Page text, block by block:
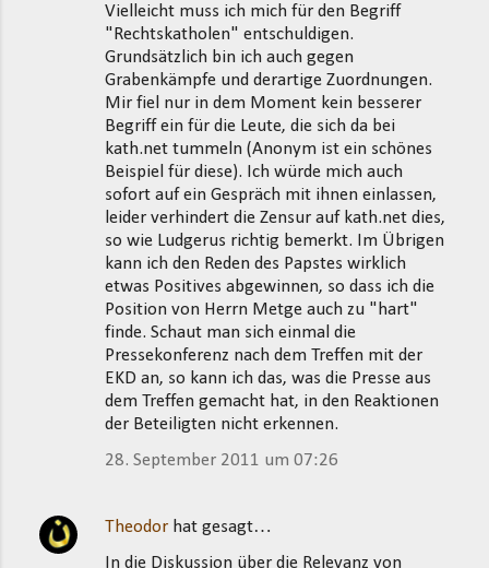
Vielleicht muss ich mich für den Begriff
"Rechtskatholen" entschuldigen.
Grundsätzlich bin ich auch gegen
Grabenkämpfe und derartige Zuordnungen.
Mir fiel nur in dem Moment kein besserer
Begriff ein für die Leute, die sich da bei
kath.net tummeln (Anonym ist ein schönes
Beispiel für diese). Ich würde mich auch
sofort auf ein Gespräch mit ihnen einlassen,
leider verhindert die Zensur auf kath.net dies,
so wie Ludgerus richtig bemerkt. Im Übrigen
kann ich den Reden des Papstes wirklich
etwas Positives abgewinnen, so dass ich die
Position von Herrn Metge auch zu "hart"
finde. Schaut man sich einmal die
Pressekonferenz nach dem Treffen mit der
EKD an, so kann ich das, was die Presse aus
dem Treffen gemacht hat, in den Reaktionen
der Beteiligten nicht erkennen.
28. September 2011 um 07:26
Theodor hat gesagt…
In die Diskussion über die Relevanz von